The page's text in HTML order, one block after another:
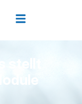
stellt